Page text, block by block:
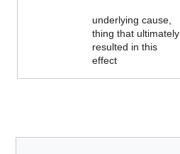
underlying cause,
thing that ultimately
resulted in this
effect